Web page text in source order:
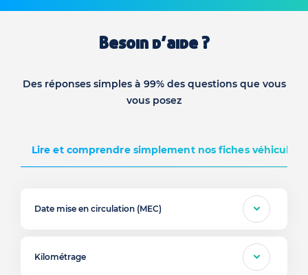
Besoin d’aide ?
Des réponses simples à 99% des questions que vous
vous posez
Lire et comprendre simplement nos fiches véhicules
Date mise en circulation (MEC)
Kilométrage